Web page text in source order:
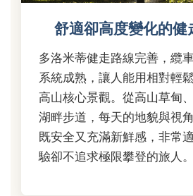
舒適卻高度變化的健
多洛米蒂健走路線完善，纜
系統成熟，讓人能用相對輕
高山核心景觀。從高山草甸
湖畔步道，每天的地貌與視
既安全又充滿新鮮感，非常
驗卻不追求極限攀登的旅人。